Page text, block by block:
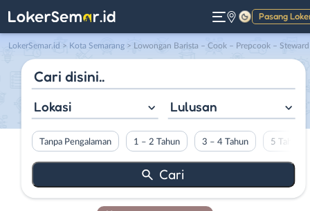
Pasang
Gelap
LokerSemar.id > Kota Semarang > Lowongan Barista – Cook – Prepcook – Steward – Server – Cashier di Luggo
Lokasi Lulusan
Tanpa Pengalaman 1 – 2 Tahun 3 – 4 Tahun 5 Tahun